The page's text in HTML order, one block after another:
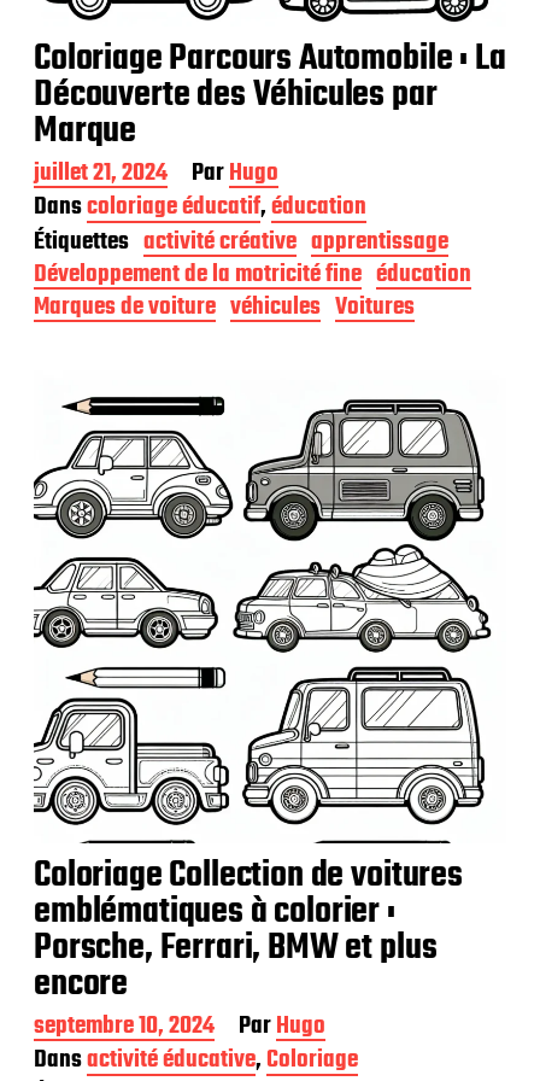
Coloriage Parcours Automobile : La
Découverte des Véhicules par
Marque
D
a
t
e
d
e
p
a
t
i
juillet 21, 2024 ParHugo
Danscoloriage éducatif,éducation
Étiquettes activité créative apprentissage
Développement de la motricité fine éducation
Marques de voiture véhicules Voitures
Coloriage Collection de voitures
emblématiques à colorier :
Porsche, Ferrari, BMW et plus
encore
D
a
septembre 10, 2024 ParHugo
Dansactivité éducative,Coloriage